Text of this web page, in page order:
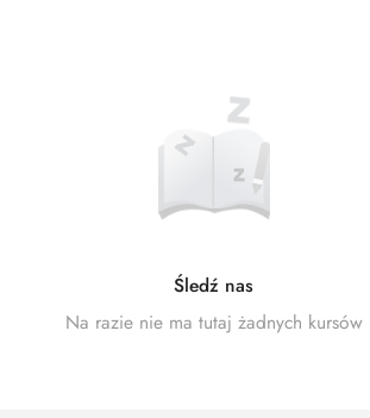
Śledź nas
Na razie nie ma tutaj żadnych kursów